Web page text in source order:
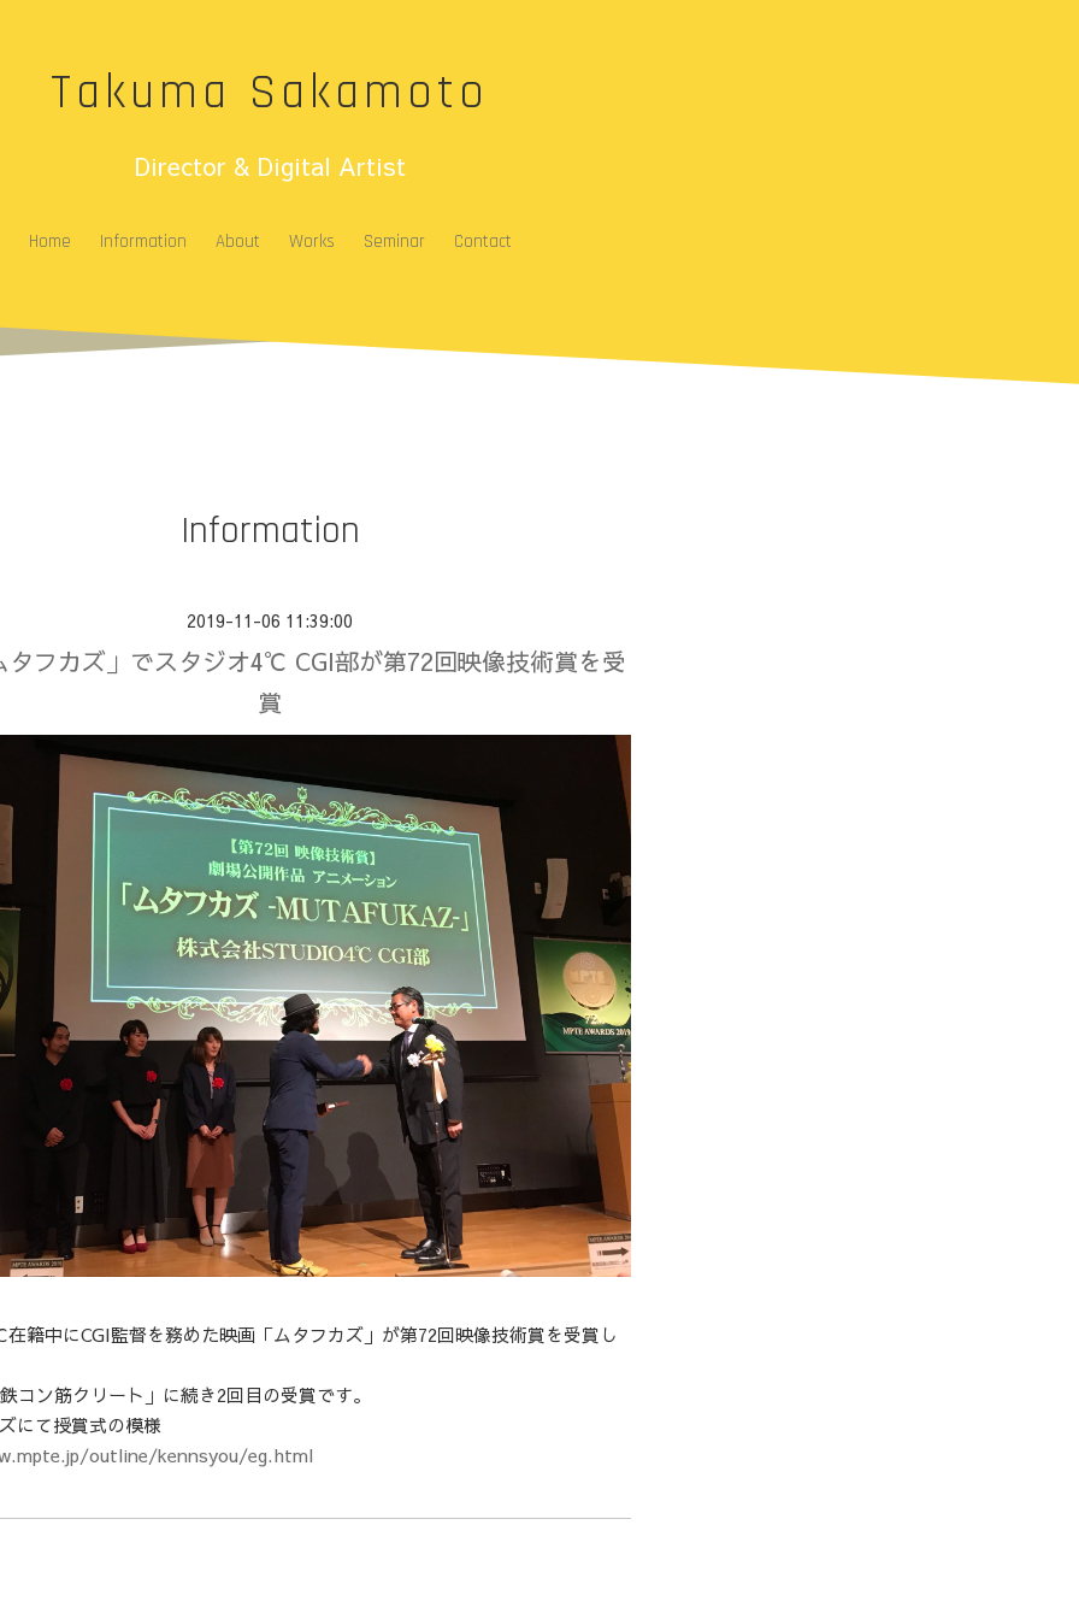
Takuma Sakamoto
Director & Digital Artist
Home Information About Works Seminar Contact
Information
2019-11-06 11:39:00
タフカズ」でスタジオ4℃ CGI部が第72回映像技術賞を受
賞
籍中にCGI監督を務めた映画「ムタフカズ」が第72回映像技術賞を受賞し
コン筋クリート」に続き2回目の受賞です。
にて授賞式の模様
outline/kennsyou/eg.html